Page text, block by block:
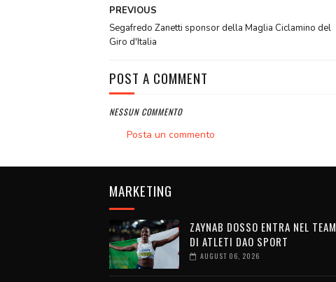
PREVIOUS
Segafredo Zanetti sponsor della Maglia Ciclamino del
Giro d'Italia
POST A COMMENT
NESSUN COMMENTO
Posta un commento
MARKETING
ZAYNAB DOSSO ENTRA NEL TEAM
DI ATLETI DAO SPORT
AUGUST 06, 2026